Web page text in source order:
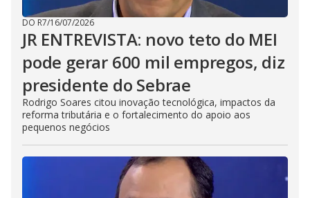
DO R7/16/07/2026
JR ENTREVISTA: novo teto do MEI
pode gerar 600 mil empregos, diz
presidente do Sebrae
Rodrigo Soares citou inovação tecnológica, impactos da
reforma tributária e o fortalecimento do apoio aos
pequenos negócios